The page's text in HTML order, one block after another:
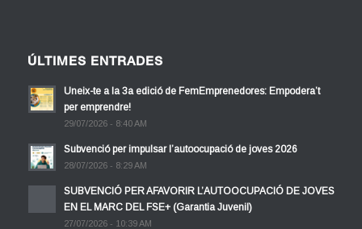
ÚLTIMES ENTRADES
Uneix-te a la 3a edició de FemEmprenedores: Empodera’t
per emprendre!
29/07/2026 - 8:40 AM
Subvenció per impulsar l’autoocupació de joves 2026
28/07/2026 - 8:29 AM
SUBVENCIÓ PER AFAVORIR L’AUTOOCUPACIÓ DE JOVES
EN EL MARC DEL FSE+ (Garantia Juvenil)
27/07/2026 - 10:39 AM